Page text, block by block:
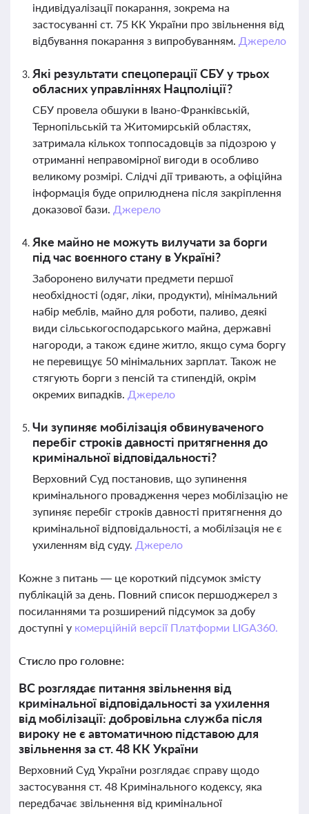
індивідуалізації покарання, зокрема на
застосуванні ст. 75 КК України про звільнення від
відбування покарання з випробуванням. Джерело
Які результати спецоперації СБУ у трьох
обласних управліннях Нацполіції?
СБУ провела обшуки в Івано-Франківській,
Тернопільській та Житомирській областях,
затримала кількох топпосадовців за підозрою у
отриманні неправомірної вигоди в особливо
великому розмірі. Слідчі дії тривають, а офіційна
інформація буде оприлюднена після закріплення
доказової бази. Джерело
Яке майно не можуть вилучати за борги
під час воєнного стану в Україні?
Заборонено вилучати предмети першої
необхідності (одяг, ліки, продукти), мінімальний
набір меблів, майно для роботи, паливо, деякі
види сільськогосподарського майна, державні
нагороди, а також єдине житло, якщо сума боргу
не перевищує 50 мінімальних зарплат. Також не
стягують борги з пенсій та стипендій, окрім
окремих випадків. Джерело
Чи зупиняє мобілізація обвинуваченого
перебіг строків давності притягнення до
кримінальної відповідальності?
Верховний Суд постановив, що зупинення
кримінального провадження через мобілізацію не
зупиняє перебіг строків давності притягнення до
кримінальної відповідальності, а мобілізація не є
ухиленням від суду. Джерело
Кожне з питань — це короткий підсумок змісту
публікацій за день. Повний список першоджерел з
посиланнями та розширений підсумок за добу
доступні у комерційній версії Платформи LIGA360.
Стисло про головне:
ВС розглядає питання звільнення від
кримінальної відповідальності за ухилення
від мобілізації: добровільна служба після
вироку не є автоматичною підставою для
звільнення за ст. 48 КК України
Верховний Суд України розглядає справу щодо
застосування ст. 48 Кримінального кодексу, яка
передбачає звільнення від кримінальної